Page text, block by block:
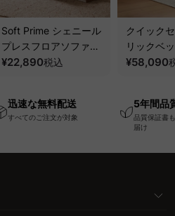
Soft Prime シェニール
プレスフロアソファ｜
圧縮梱包で搬入しやす
ァ
¥22,890税込
クイック
リックベ
要で組み
¥58,090
迅速な無料配送
すべてのご注文が対象
5年間品
品質保証書
届け